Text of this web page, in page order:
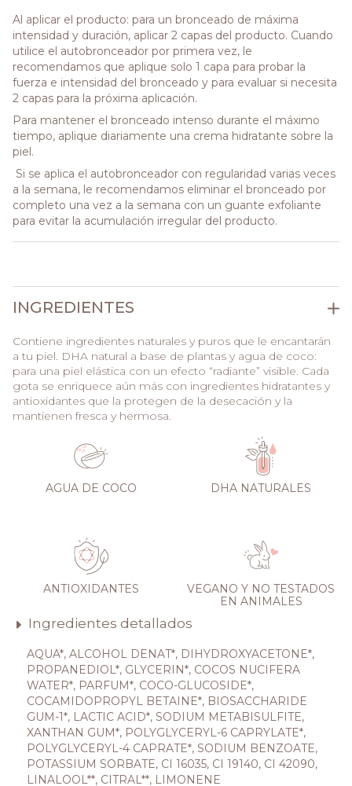
Al aplicar el producto: para un bronceado de máxima
intensidad y duración, aplicar 2 capas del producto. Cuando
utilice el autobronceador por primera vez, le
recomendamos que aplique solo 1 capa para probar la
fuerza e intensidad del bronceado y para evaluar si necesita
2 capas para la próxima aplicación.
Para mantener el bronceado intenso durante el máximo
tiempo, aplique diariamente una crema hidratante sobre la
piel.
Si se aplica el autobronceador con regularidad varias veces
a la semana, le recomendamos eliminar el bronceado por
completo una vez a la semana con un guante exfoliante
para evitar la acumulación irregular del producto.
INGREDIENTES
Contiene ingredientes naturales y puros que le encantarán
a tu piel. DHA natural a base de plantas y agua de coco:
para una piel elástica con un efecto “radiante” visible. Cada
gota se enriquece aún más con ingredientes hidratantes y
antioxidantes que la protegen de la desecación y la
mantienen fresca y hermosa.
AGUA DE COCO DHA NATURALES
ANTIOXIDANTES
VEGANO Y NO TESTADOS
EN ANIMALES
Ingredientes detallados
AQUA*, ALCOHOL DENAT*, DIHYDROXYACETONE*,
PROPANEDIOL*, GLYCERIN*, COCOS NUCIFERA
WATER*, PARFUM*, COCO-GLUCOSIDE*,
COCAMIDOPROPYL BETAINE*, BIOSACCHARIDE
GUM-1*, LACTIC ACID*, SODIUM METABISULFITE,
XANTHAN GUM*, POLYGLYCERYL-6 CAPRYLATE*,
POLYGLYCERYL-4 CAPRATE*, SODIUM BENZOATE,
POTASSIUM SORBATE, CI 16035, CI 19140, CI 42090,
LINALOOL**, CITRAL**, LIMONENE